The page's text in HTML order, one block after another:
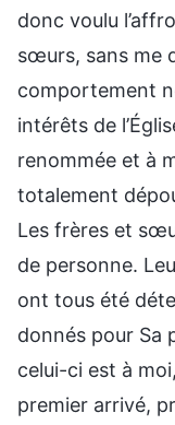
donc voulu
sœurs, sans me
comportement
intérêts de
renommée et à
totalement
Les frères et
de personne.
ont tous été
donnés pour Sa
celui-ci est à
premier arrivé,